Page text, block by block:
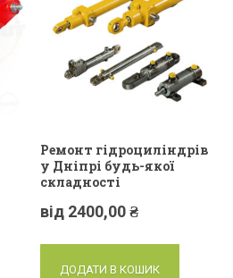
Ремонт гідроциліндрів
у Дніпрі будь-якої
складності
від 2400,00₴
ДОДАТИ В КОШИК